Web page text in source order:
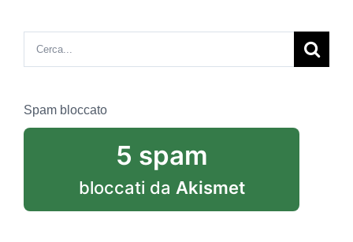
Cerca
per:
Spam bloccato
5 spam
bloccati da Akismet